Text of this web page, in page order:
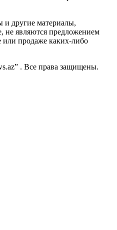
и другие материалы,
не являются предложением
или продаже каких-либо
. Все права защищены.